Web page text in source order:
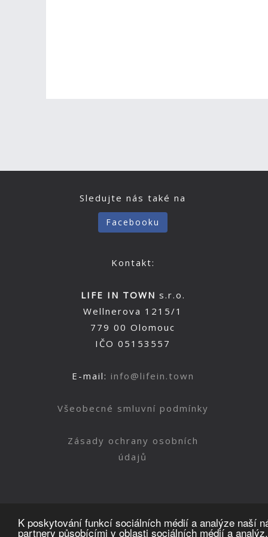
K poskytování funkcí sociálních médií a analýze naší
partnery působícími v oblasti sociálních médií a analýz.
Sledujte nás také na
Facebooku
Kontakt:
LIFE IN TOWN s.r.o.
Wellnerova 1215/1
779 00 Olomouc
IČO 05153557
E-mail: info@lifein.town
Všeobecné smluvní podmínky
Zásady ochrany osobních
údajů